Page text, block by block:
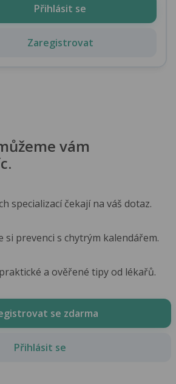
Přihlásit se
Zaregistrovat
vám
specializací čekají na váš dotaz.
si prevenci s chytrým kalendářem.
a ověřené tipy od lékařů.
se zdarma
Přihlásit se